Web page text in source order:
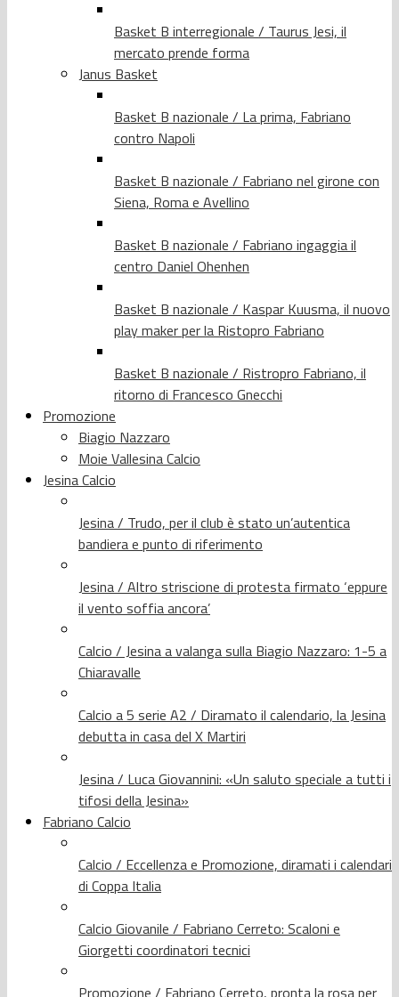
Basket B interregionale / Taurus Jesi, il
mercato prende forma
Janus Basket
Basket B nazionale / La prima, Fabriano
contro Napoli
Basket B nazionale / Fabriano nel girone con
Siena, Roma e Avellino
Basket B nazionale / Fabriano ingaggia il
centro Daniel Ohenhen
Basket B nazionale / Kaspar Kuusma, il nuovo
play maker per la Ristopro Fabriano
Basket B nazionale / Ristropro Fabriano, il
ritorno di Francesco Gnecchi
Promozione
Biagio Nazzaro
Moie Vallesina Calcio
Jesina Calcio
Jesina / Trudo, per il club è stato un’autentica
bandiera e punto di riferimento
Jesina / Altro striscione di protesta firmato ‘eppure
il vento soffia ancora’
Calcio / Jesina a valanga sulla Biagio Nazzaro: 1-5 a
Chiaravalle
Calcio a 5 serie A2 / Diramato il calendario, la Jesina
debutta in casa del X Martiri
Jesina / Luca Giovannini: «Un saluto speciale a tutti i
tifosi della Jesina»
Fabriano Calcio
Calcio / Eccellenza e Promozione, diramati i calendari
di Coppa Italia
Calcio Giovanile / Fabriano Cerreto: Scaloni e
Giorgetti coordinatori tecnici
Promozione / Fabriano Cerreto, pronta la rosa per